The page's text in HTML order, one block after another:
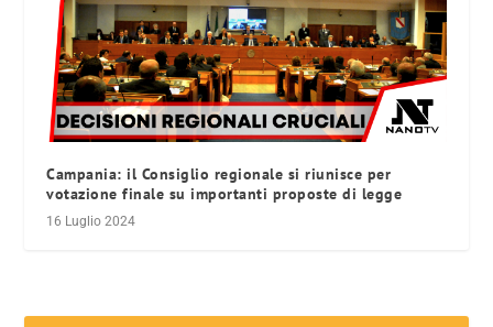
Campania: il Consiglio regionale si riunisce per
votazione finale su importanti proposte di legge
16 Luglio 2024